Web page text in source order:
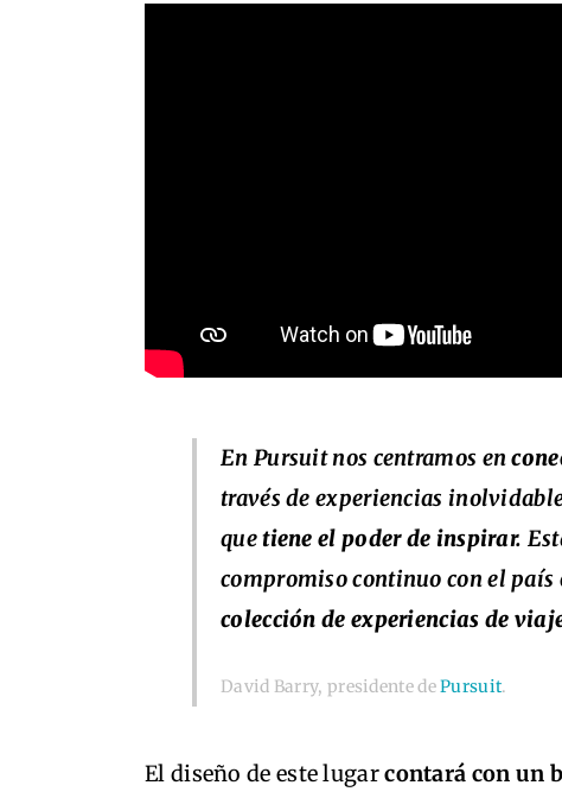
En Pursuit nos centramos en
través de experiencias
quetiene el poder de inspirar.
compromiso continuo con el país
colección de experiencias de
David Barry, presidente dePursuit.
El diseño de este lugarcontará con un